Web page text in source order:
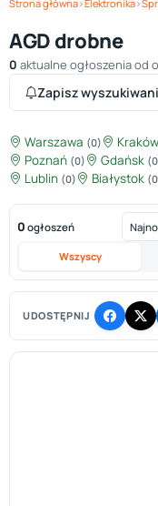
Strona główna›Elektronika›
AGD drobne
0 aktualne ogłoszenia od
Zapisz
Warszawa (0) Kraków
Poznań (0) Gdańsk
Lublin (0) Białystok
0 ogłoszeń
Wszyscy
UDOSTĘPNIJ